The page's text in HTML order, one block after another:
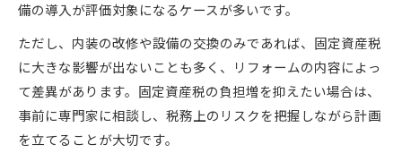
備の導入が評価対象になるケースが多いです。
ただし、内装の改修や設備の交換のみであれば、固定資産税
に大きな影響が出ないことも多く、リフォームの内容によっ
て差異があります。固定資産税の負担増を抑えたい場合は、
事前に専門家に相談し、税務上のリスクを把握しながら計画
を立てることが大切です。